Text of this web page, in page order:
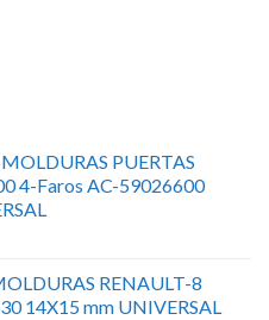
PUERTAS
4-Faros AC-59026600
RENAULT-8
14X15 mm UNIVERSAL